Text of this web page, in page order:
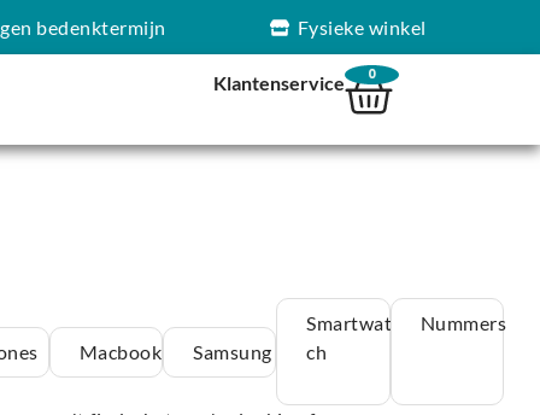
bedenktermijn Fysieke winkel
Klantenservice 0
Macbook Samsung
Smartwat
ch
Nummers